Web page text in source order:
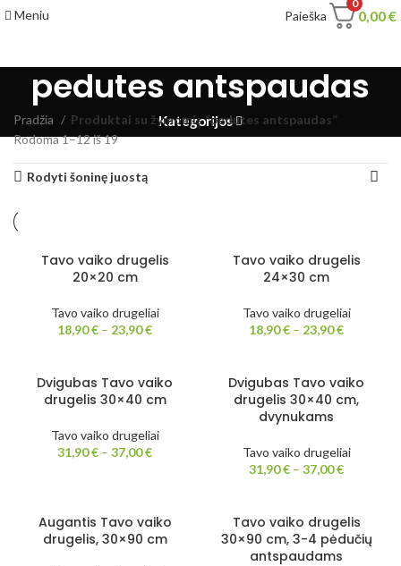
Meniu Paieška
0
0,00€
pedutes antspaudas
Kategorijos
Pradžia
Produktai su žymomis “pedutes antspaudas”
Rodoma 1–12 iš 19
Rodyti šoninę juostą
Tavo vaiko drugelis
20×20 cm
Tavo vaiko drugeliai
18,90€ – 23,90€
Tavo vaiko drugelis
24×30 cm
Tavo vaiko drugeliai
18,90€ – 23,90€
Dvigubas Tavo vaiko
drugelis 30×40 cm
Tavo vaiko drugeliai
31,90€ – 37,00€
Dvigubas Tavo vaiko
drugelis 30×40 cm,
dvynukams
Tavo vaiko drugeliai
31,90€ – 37,00€
Augantis Tavo vaiko
drugelis, 30×90 cm
Tavo vaiko drugelis
30×90 cm, 3-4 pėdučių
antspaudams